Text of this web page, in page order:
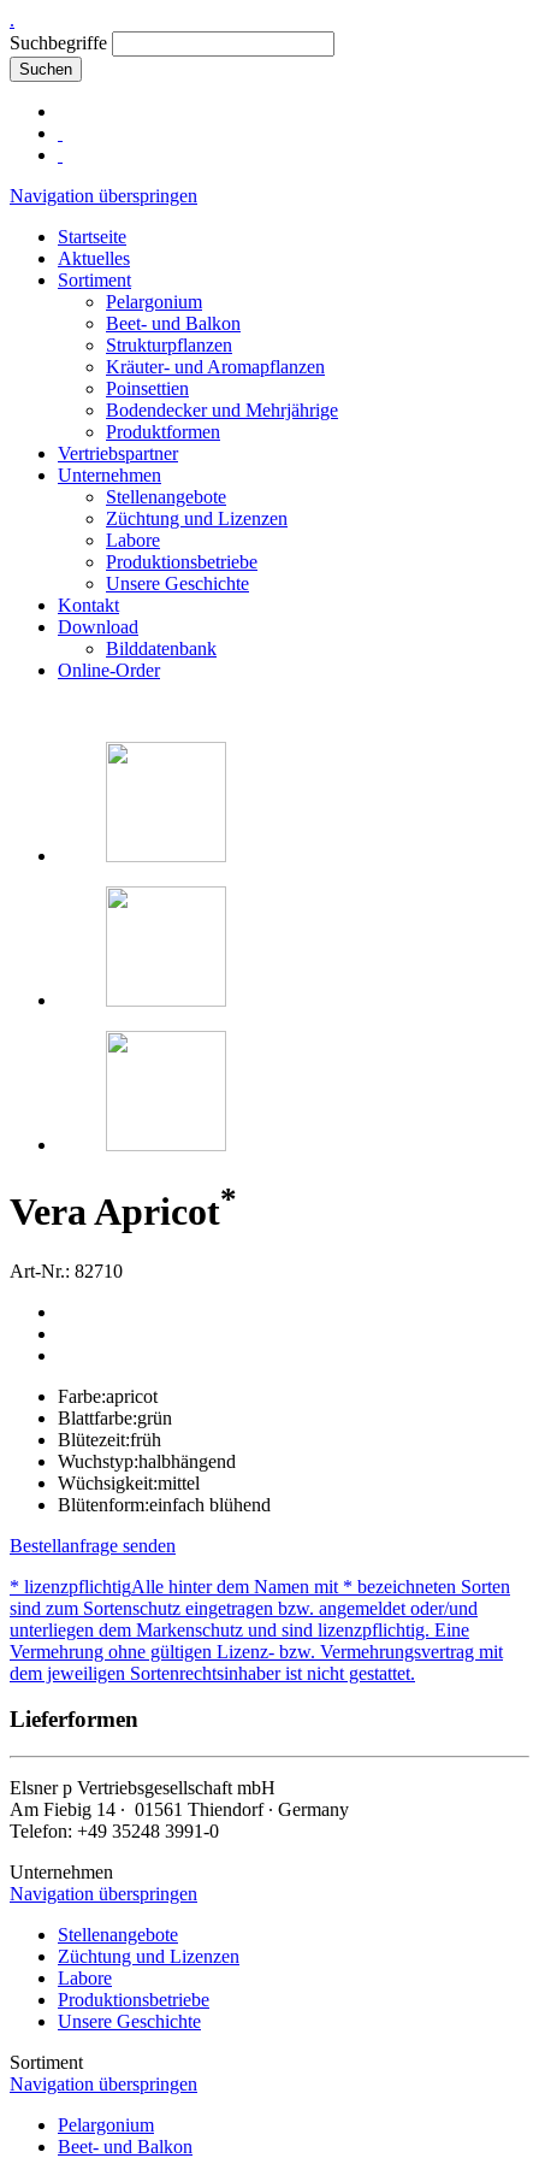
.
Suchbegriffe
Suchen
Navigation überspringen
Startseite
Aktuelles
Sortiment
Pelargonium
Beet- und Balkon
Strukturpflanzen
Kräuter- und Aromapflanzen
Poinsettien
Bodendecker und Mehrjährige
Produktformen
Vertriebspartner
Unternehmen
Stellenangebote
Züchtung und Lizenzen
Labore
Produktionsbetriebe
Unsere Geschichte
Kontakt
Download
Bilddatenbank
Online-Order
Vera Apricot*
Art-Nr.: 82710
Farbe:apricot
Blattfarbe:grün
Blütezeit:früh
Wuchstyp:halbhängend
Wüchsigkeit:mittel
Blütenform:einfach blühend
Bestellanfrage senden
* lizenzpflichtigAlle hinter dem Namen mit * bezeichneten Sorten
sind zum Sortenschutz eingetragen bzw. angemeldet oder/und
unterliegen dem Markenschutz und sind lizenzpflichtig. Eine
Vermehrung ohne gültigen Lizenz- bzw. Vermehrungsvertrag mit
dem jeweiligen Sortenrechtsinhaber ist nicht gestattet.
Lieferformen
Elsnerp Vertriebsgesellschaft mbH
Am Fiebig 14 ∙ 01561 Thiendorf ∙ Germany
Telefon: +49 35248 3991-0
Unternehmen
Navigation überspringen
Stellenangebote
Züchtung und Lizenzen
Labore
Produktionsbetriebe
Unsere Geschichte
Sortiment
Navigation überspringen
Pelargonium
Beet- und Balkon